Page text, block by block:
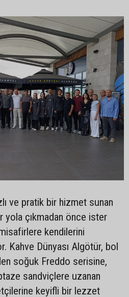
ve pratik bir hizmet sunan
yola çıkmadan önce ister
kendilerini
Kahve Dünyası Algötür, bol
soğuk Freddo serisine,
sandviçlere uzanan
keyifli bir lezzet